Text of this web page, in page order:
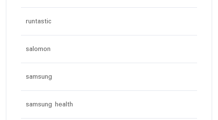
runtastic
salomon
samsung
samsung health